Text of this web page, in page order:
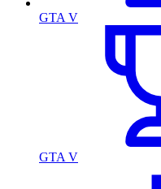
GTA V
GTA V